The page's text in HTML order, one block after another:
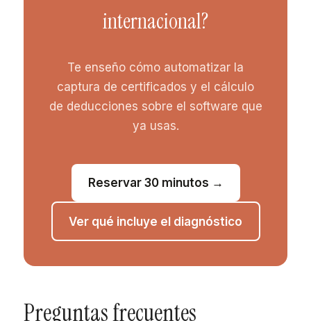
internacional?
Te enseño cómo automatizar la
captura de certificados y el cálculo
de deducciones sobre el software que
ya usas.
Reservar 30 minutos →
Ver qué incluye el diagnóstico
Preguntas frecuentes